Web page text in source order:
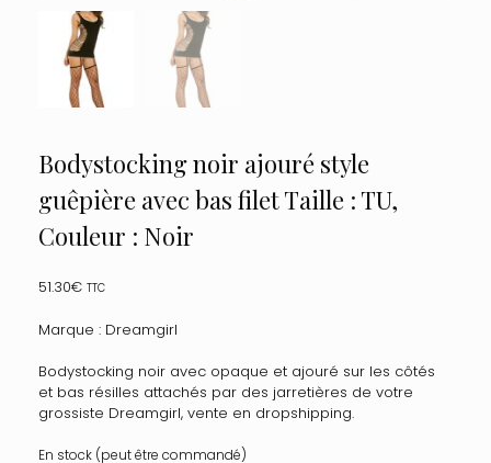
Bodystocking noir ajouré style
guêpière avec bas filet Taille : TU,
Couleur : Noir
51.30€ TTC
Marque : Dreamgirl
Bodystocking noir avec opaque et ajouré sur les côtés
et bas résilles attachés par des jarretières de votre
grossiste Dreamgirl, vente en dropshipping.
En stock (peut être commandé)